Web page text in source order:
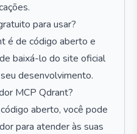
para usar?
é de código aberto e
baixá-lo do site oficial
desenvolvimento.
MCP Qdrant?
aberto, você pode
para atender às suas